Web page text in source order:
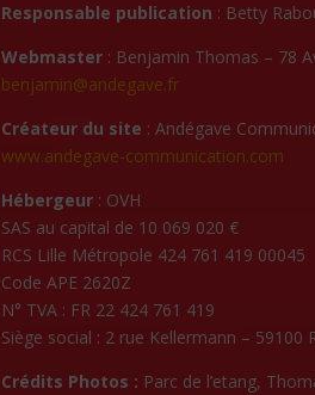
Responsable publication : Betty
Webmaster : Benjamin Thomas – 78
benjamin@andegave.fr
Créateur du site : Andégave
www.andegave-communication.com
Hébergeur : OVH
SAS au capital de 10 069 020 €
RCS Lille Métropole 424 761 419 00045
Code APE 2620Z
N° TVA : FR 22 424 761 419
Siège social : 2 rue Kellermann – 59100
Crédits Photos : Parc de l’etang,